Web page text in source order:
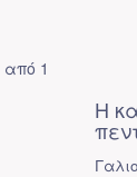
1
Η